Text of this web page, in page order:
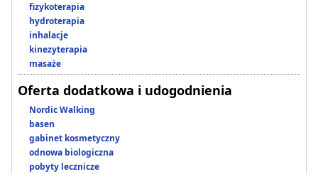
fizykoterapia
hydroterapia
inhalacje
kinezyterapia
masaże
Oferta dodatkowa i udogodnienia
Nordic Walking
basen
gabinet kosmetyczny
odnowa biologiczna
pobyty lecznicze